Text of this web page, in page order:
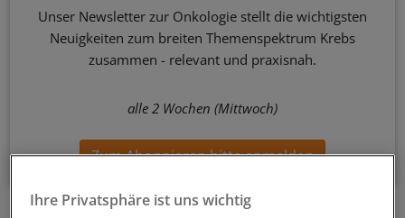
Unser Newsletter zur Onkologie stellt die wichtigsten
Neuigkeiten zum breiten Themenspektrum Krebs
zusammen - relevant und praxisnah.
alle 2 Wochen (Mittwoch)
Zum Abonnieren bitte anmelden
Ihre Privatsphäre ist uns wichtig